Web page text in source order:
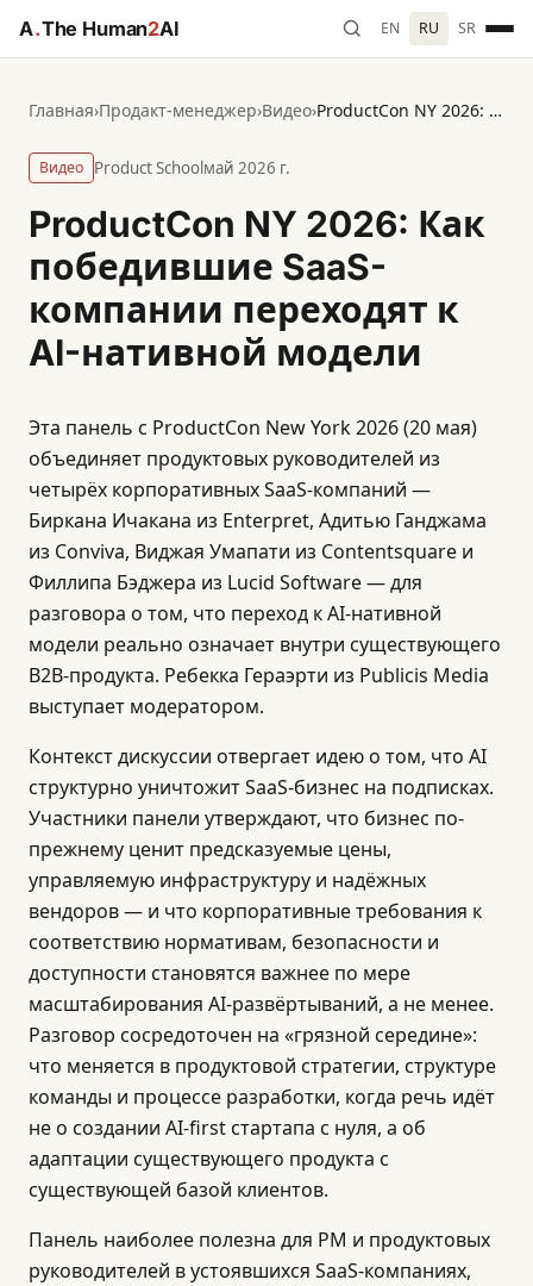
A.The Human2AI EN RU SR
Главная›Продакт-менеджер›Видео› ProductCon NY 2026: Как победившие SaaS-компании переходят к AI-нативной модели
Видео Product Schoolмай 2026 г.
ProductCon NY 2026: Как
победившие SaaS-
компании переходят к
AI-нативной модели
Эта панель с ProductCon New York 2026 (20 мая)
объединяет продуктовых руководителей из
четырёх корпоративных SaaS-компаний —
Биркана Ичакана из Enterpret, Адитью Ганджама
из Conviva, Виджая Умапати из Contentsquare и
Филлипа Бэджера из Lucid Software — для
разговора о том, что переход к AI-нативной
модели реально означает внутри существующего
B2B-продукта. Ребекка Гераэрти из Publicis Media
выступает модератором.
Контекст дискуссии отвергает идею о том, что AI
структурно уничтожит SaaS-бизнес на подписках.
Участники панели утверждают, что бизнес по-
прежнему ценит предсказуемые цены,
управляемую инфраструктуру и надёжных
вендоров — и что корпоративные требования к
соответствию нормативам, безопасности и
доступности становятся важнее по мере
масштабирования AI-развёртываний, а не менее.
Разговор сосредоточен на «грязной середине»:
что меняется в продуктовой стратегии, структуре
команды и процессе разработки, когда речь идёт
не о создании AI-first стартапа с нуля, а об
адаптации существующего продукта с
существующей базой клиентов.
Панель наиболее полезна для PM и продуктовых
руководителей в устоявшихся SaaS-компаниях,